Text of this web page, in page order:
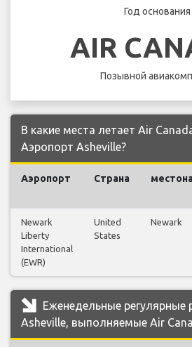
Год основания
AIR
Позывной
В какие места летает Air
Аэропорт Asheville?
Аэропорт Страна
Newark
Liberty
International
(EWR)
United
States
Newark
Еженедельные регулярные
Asheville, выполняемые Air